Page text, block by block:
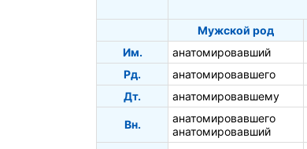
Мужской род
Им.
анатомировавший
Рд.
анатомировавшего
Дт.
анатомировавшему
Вн.
анатомировавшего
анатомировавший